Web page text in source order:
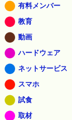
有料メンバー
教育
動画
ハードウェア
ネットサービス
スマホ
試食
取材